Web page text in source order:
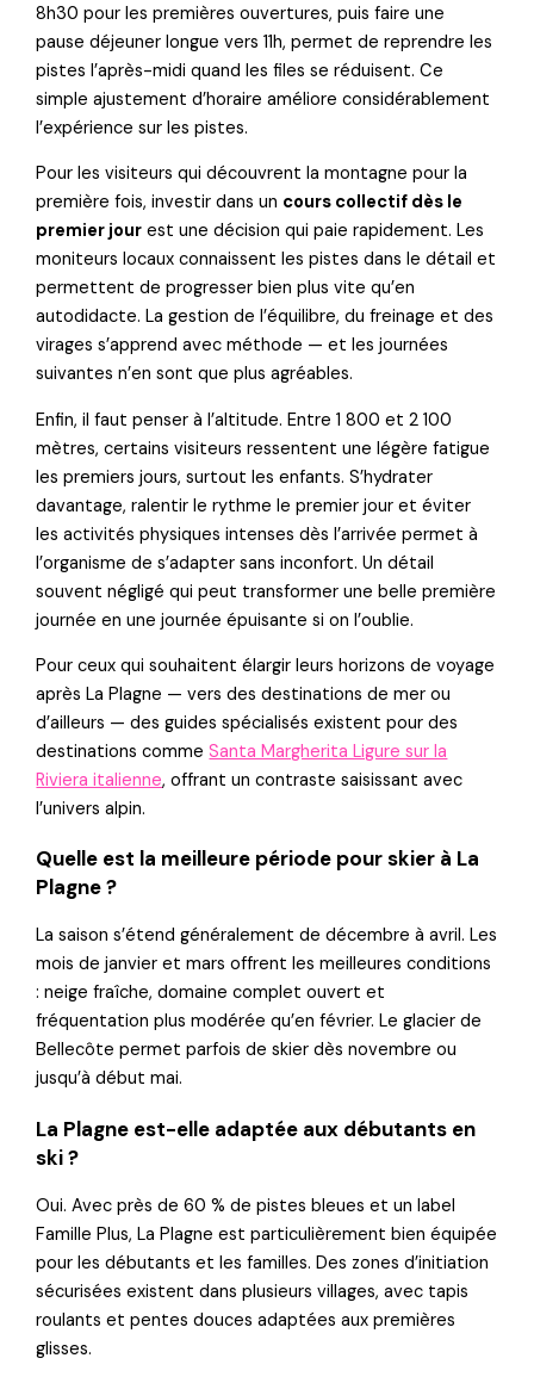
8h30 pour les premières ouvertures, puis faire une
pause déjeuner longue vers 11h, permet de reprendre les
pistes l’après-midi quand les files se réduisent. Ce
simple ajustement d’horaire améliore considérablement
l’expérience sur les pistes.
Pour les visiteurs qui découvrent la montagne pour la
première fois, investir dans un cours collectif dès le
premier jour est une décision qui paie rapidement. Les
moniteurs locaux connaissent les pistes dans le détail et
permettent de progresser bien plus vite qu’en
autodidacte. La gestion de l’équilibre, du freinage et des
virages s’apprend avec méthode — et les journées
suivantes n’en sont que plus agréables.
Enfin, il faut penser à l’altitude. Entre 1 800 et 2 100
mètres, certains visiteurs ressentent une légère fatigue
les premiers jours, surtout les enfants. S’hydrater
davantage, ralentir le rythme le premier jour et éviter
les activités physiques intenses dès l’arrivée permet à
l’organisme de s’adapter sans inconfort. Un détail
souvent négligé qui peut transformer une belle première
journée en une journée épuisante si on l’oublie.
Pour ceux qui souhaitent élargir leurs horizons de voyage
après La Plagne — vers des destinations de mer ou
d’ailleurs — des guides spécialisés existent pour des
destinations commeSanta Margherita Ligure sur la
Riviera italienne, offrant un contraste saisissant avec
l’univers alpin.
Quelle est la meilleure période pour skier à La
Plagne ?
La saison s’étend généralement de décembre à avril. Les
mois de janvier et mars offrent les meilleures conditions
: neige fraîche, domaine complet ouvert et
fréquentation plus modérée qu’en février. Le glacier de
Bellecôte permet parfois de skier dès novembre ou
jusqu’à début mai.
La Plagne est-elle adaptée aux débutants en
ski ?
Oui. Avec près de 60 % de pistes bleues et un label
Famille Plus, La Plagne est particulièrement bien équipée
pour les débutants et les familles. Des zones d’initiation
sécurisées existent dans plusieurs villages, avec tapis
roulants et pentes douces adaptées aux premières
glisses.